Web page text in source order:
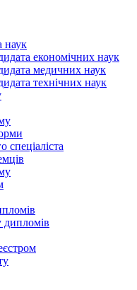
наук
економічних наук
медичних наук
технічних наук
дипломів